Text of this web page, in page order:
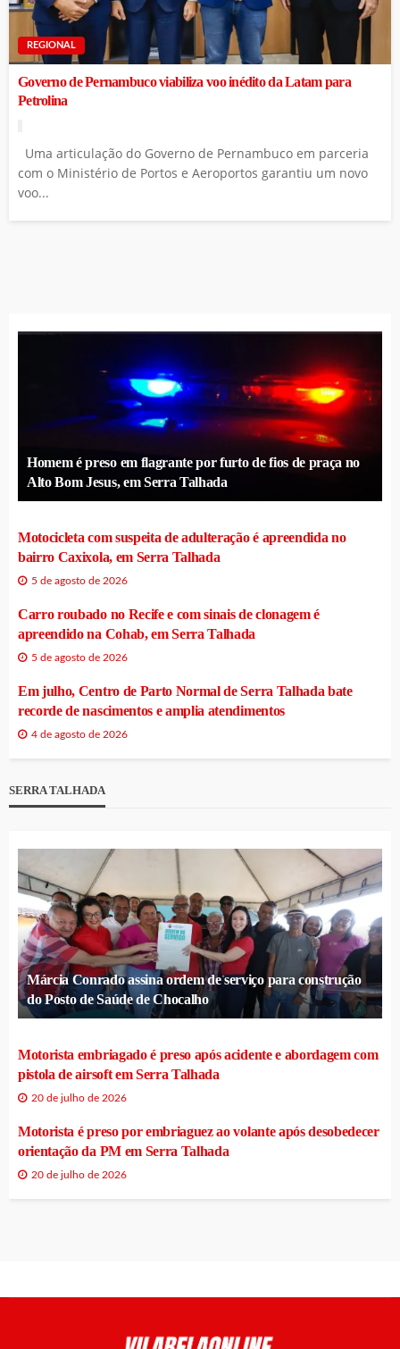
REGIONAL
Governo de Pernambuco viabiliza voo inédito da Latam para
Petrolina
Uma articulação do Governo de Pernambuco em parceria
com o Ministério de Portos e Aeroportos garantiu um novo
voo...
Homem é preso em flagrante por furto de fios de praça no
Alto Bom Jesus, em Serra Talhada
Motocicleta com suspeita de adulteração é apreendida no
bairro Caxixola, em Serra Talhada
5 de agosto de 2026
Carro roubado no Recife e com sinais de clonagem é
apreendido na Cohab, em Serra Talhada
5 de agosto de 2026
Em julho, Centro de Parto Normal de Serra Talhada bate
recorde de nascimentos e amplia atendimentos
4 de agosto de 2026
SERRA TALHADA
Márcia Conrado assina ordem de serviço para construção
do Posto de Saúde de Chocalho
Motorista embriagado é preso após acidente e abordagem com
pistola de airsoft em Serra Talhada
20 de julho de 2026
Motorista é preso por embriaguez ao volante após desobedecer
orientação da PM em Serra Talhada
20 de julho de 2026